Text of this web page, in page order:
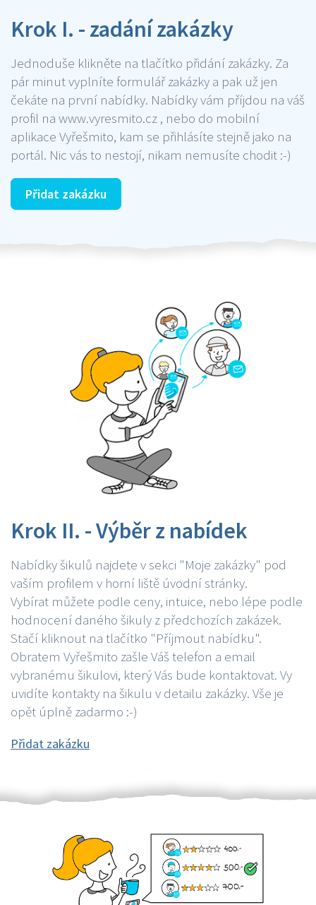
Krok I. - zadání zakázky
Jednoduše klikněte na tlačítko přidání zakázky. Za
pár minut vyplníte formulář zakázky a pak už jen
čekáte na první nabídky. Nabídky vám příjdou na váš
profil na www.vyresmito.cz , nebo do mobilní
aplikace Vyřešmito, kam se přihlásíte stejně jako na
portál. Nic vás to nestojí, nikam nemusíte chodit :-)
Přidat zakázku
Krok II. - Výběr z nabídek
Nabídky šikulů najdete v sekci "Moje zakázky" pod
vaším profilem v horní liště úvodní stránky.
Vybírat můžete podle ceny, intuice, nebo lépe podle
hodnocení daného šikuly z předchozích zakázek.
Stačí kliknout na tlačítko "Příjmout nabídku".
Obratem Vyřešmito zašle Váš telefon a email
vybranému šikulovi, který Vás bude kontaktovat. Vy
uvidíte kontakty na šikulu v detailu zakázky. Vše je
opět úplně zadarmo :-)
Přidat zakázku